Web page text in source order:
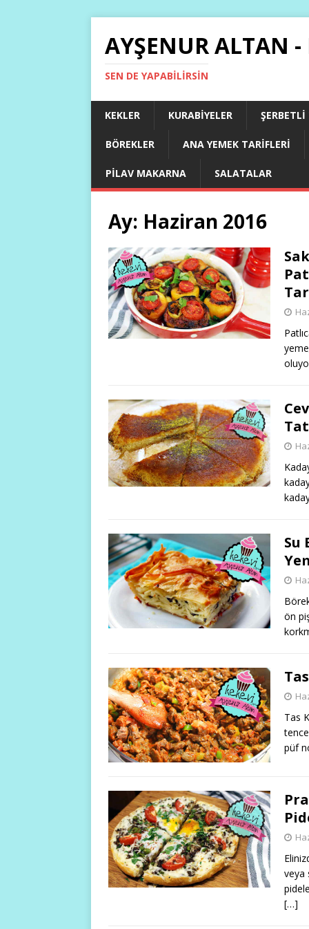
AYŞENUR ALTAN -
SEN DE YAPABILIRSIN
KEKLER KURABIYELER
BÖREKLER ANA YEMEK TARIFLERI
PILAV MAKARNA SALATALAR
Ay: Haziran 2016
Su
ön
Tas
püf
veya
[…]